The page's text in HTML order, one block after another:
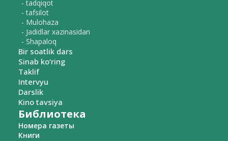
- tadqiqot
- tafsilot
- Mulohaza
- Jadidlar xazinasidan
- Shapaloq
Bir soatlik dars
Sinab ko‘ring
Taklif
Intervyu
Darslik
Kino tavsiya
Библиотека
Номера газеты
Книги